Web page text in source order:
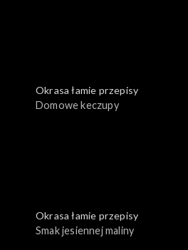
Okrasa łamie przepisy
Domowe keczupy
Okrasa łamie przepisy
Smak jesiennej maliny